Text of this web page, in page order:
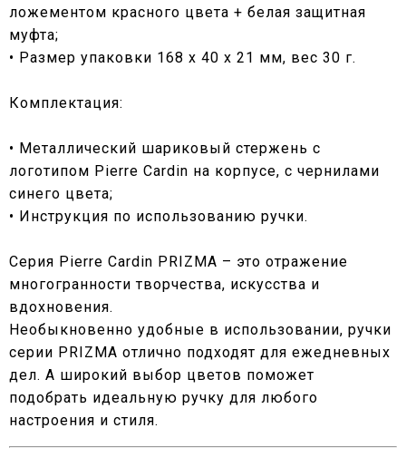
ложементом красного цвета + белая защитная
муфта;
• Размер упаковки 168 х 40 х 21 мм, вес 30 г.
Комплектация:
• Металлический шариковый стержень с
логотипом Pierre Cardin на корпусе, с чернилами
синего цвета;
• Инструкция по использованию ручки.
Серия Pierre Cardin PRIZMA – это отражение
многогранности творчества, искусства и
вдохновения.
Необыкновенно удобные в использовании, ручки
серии PRIZMA отлично подходят для ежедневных
дел. А широкий выбор цветов поможет
подобрать идеальную ручку для любого
настроения и стиля.